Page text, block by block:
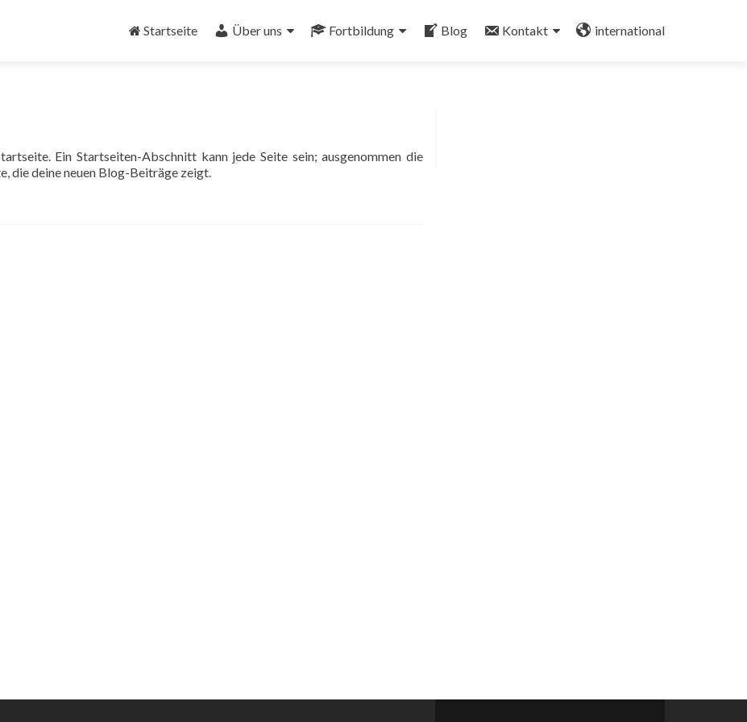
InhaltStartseite Über uns Fortbildung Blog Kontakt international
Ein Startseiten-Abschnitt kann jede Seite sein; ausgenommen die
die deine neuen Blog-Beiträge zeigt.